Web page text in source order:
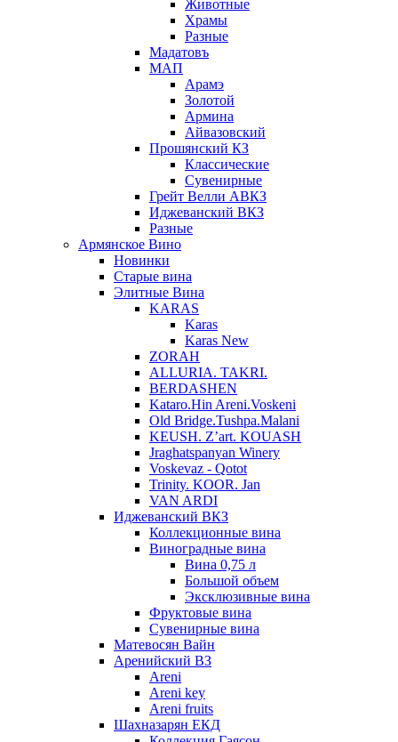
Животные
Храмы
Разные
Мадатовъ
МАП
Арамэ
Золотой
Армина
Айвазовский
Прошянский КЗ
Классические
Сувенирные
Грейт Велли АВКЗ
Иджеванский ВКЗ
Разные
Армянское Вино
Новинки
Старые вина
Элитные Вина
KARAS
Karas
Karas New
ZORAH
ALLURIA. TAKRI.
BERDASHEN
Kataro.Hin Areni.Voskeni
Old Bridge.Tushpa.Malani
KEUSH. Z’art. KOUASH
Jraghatspanyan Winery
Voskevaz - Qotot
Trinity. KOOR. Jan
VAN ARDI
Иджеванский ВКЗ
Коллекционные вина
Виноградные вина
Вина 0,75 л
Большой объем
Эксклюзивные вина
Фруктовые вина
Cувенирные вина
Матевосян Вайн
Аренийский ВЗ
Areni
Areni key
Areni fruits
Шахназарян ЕКД